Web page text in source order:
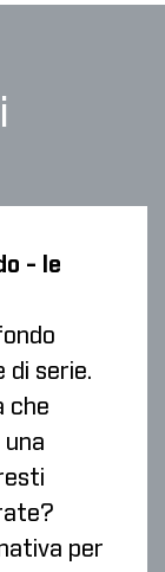
- le
di serie.
che
una
per